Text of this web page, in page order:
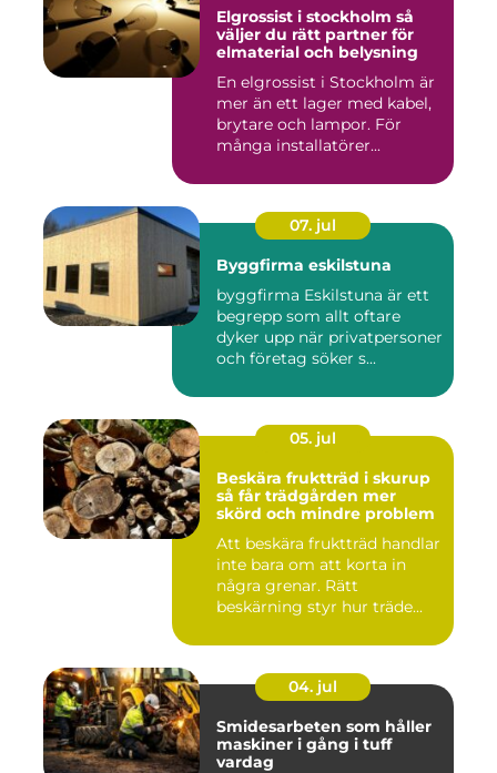
Elgrossist i stockholm så
väljer du rätt partner för
elmaterial och belysning
En elgrossist i Stockholm är
mer än ett lager med kabel,
brytare och lampor. För
många installatörer...
07. jul
Byggfirma eskilstuna
byggfirma Eskilstuna är ett
begrepp som allt oftare
dyker upp när privatpersoner
och företag söker s...
05. jul
Beskära fruktträd i skurup
så får trädgården mer
skörd och mindre problem
Att beskära fruktträd handlar
inte bara om att korta in
några grenar. Rätt
beskärning styr hur träde...
04. jul
Smidesarbeten som håller
maskiner i gång i tuff
vardag